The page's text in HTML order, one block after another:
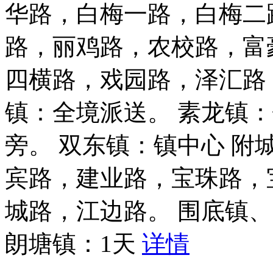
华路，白梅一路，白梅
路，丽鸡路，农校路，
四横路，戏园路，泽汇
镇：全境派送。 素龙镇
旁。 双东镇：镇中心 附
宾路，建业路，宝珠路
城路，江边路。 围底镇
朗塘镇：1天 详情